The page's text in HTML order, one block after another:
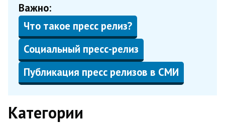
Важно:
Что такое пресс релиз?
Социальный пресс-релиз
Публикация пресс релизов в СМИ
Категории